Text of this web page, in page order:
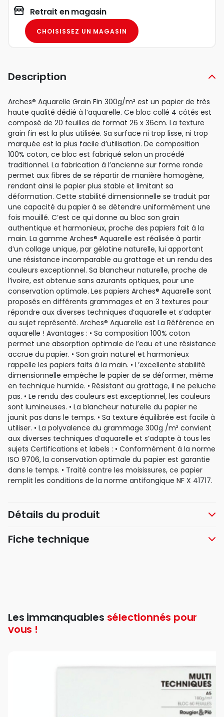
Retrait en magasin
CHOISISSEZ UN MAGASIN
Description
Arches® Aquarelle Grain Fin 300g/m² est un papier de très
haute qualité dédié à l’aquarelle. Ce bloc collé 4 côtés est
composé de 20 feuilles de format 26 x 36cm. La texture
grain fin est la plus utilisée. Sa surface ni trop lisse, ni trop
marquée est la plus facile d’utilisation. De composition
100% coton, ce bloc est fabriqué selon un procédé
traditionnel. La fabrication à l’ancienne sur forme ronde
permet aux fibres de se répartir de manière homogène,
rendant ainsi le papier plus stable et limitant sa
déformation. Cette stabilité dimensionnelle se traduit par
une capacité du papier à se détendre uniformément une
fois mouillé. C’est ce qui donne au bloc son grain
authentique et harmonieux, proche des papiers fait à la
main. La gamme Arches® Aquarelle est réalisée à partir
d’un collage unique, par gélatine naturelle, lui apportant
une résistance incomparable au grattage et un rendu des
couleurs exceptionnel. Sa blancheur naturelle, proche de
l’ivoire, est obtenue sans azurants optiques, pour une
conservation optimale. Les papiers Arches® Aquarelle sont
proposés en différents grammages et en 3 textures pour
répondre aux diverses techniques d’aquarelle et s’adapter
au sujet représenté. Arches® Aquarelle est La Référence en
aquarelle ! Avantages : • Sa composition 100% coton
permet une absorption optimale de l’eau et une résistance
accrue du papier. • Son grain naturel et harmonieux
rappelle les papiers faits à la main. • L’excellente stabilité
dimensionnelle empêche le papier de se déformer, même
en technique humide. • Résistant au grattage, il ne peluche
pas. • Le rendu des couleurs est exceptionnel, les couleurs
sont lumineuses. • La blancheur naturelle du papier ne
jaunit pas dans le temps. • Sa texture équilibrée est facile à
utiliser. • La polyvalence du grammage 300g /m² convient
aux diverses techniques d’aquarelle et s’adapte à tous les
sujets Certifications et labels : • Conformément à la norme
ISO 9706, la conservation optimale du papier est garantie
dans le temps. • Traité contre les moisissures, ce papier
remplit les conditions de la norme antifongique NF X 41717.
Détails du produit
Fiche technique
Les immanquables sélectionnés pour
vous !